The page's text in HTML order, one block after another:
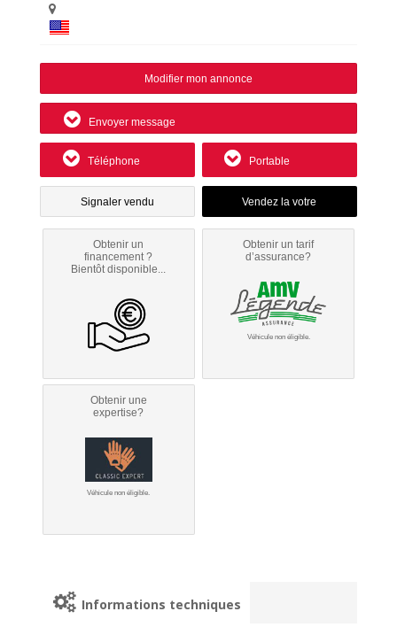
Modifier mon annonce
Envoyer message
Téléphone Portable
Signaler vendu
Obtenir un
financement ?
Bientôt disponible...
Obtenir un tarif
d’assurance?
Véhicule non éligible.
Obtenir une
expertise?
Véhicule non éligible.
Informations techniques